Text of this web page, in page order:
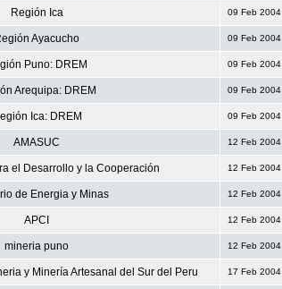
Región Ica 09 Feb 2004
Ayacucho 09 Feb 2004
Puno: DREM 09 Feb 2004
Arequipa: DREM 09 Feb 2004
Ica: DREM 09 Feb 2004
AMASUC 12 Feb 2004
el Desarrollo y la Cooperación 12 Feb 2004
de Energia y Minas 12 Feb 2004
APCI 12 Feb 2004
mineria puno 12 Feb 2004
y Minería Artesanal del Sur del Peru 17 Feb 2004